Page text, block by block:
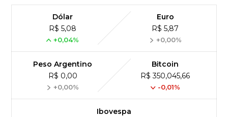
Dólar
R$ 5,08
+0,04%
Euro
R$ 5,87
+0,00%
Peso Argentino
R$ 0,00
+0,00%
Bitcoin
R$ 350,045,66
-0,01%
Ibovespa